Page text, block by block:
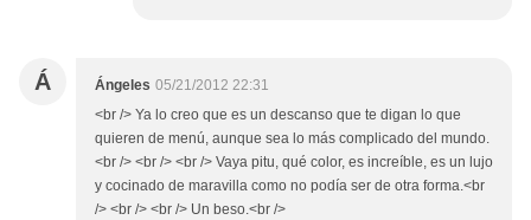
Á Ángeles 05/21/2012 22:31
<br /> Ya lo creo que es un descanso que te digan lo que
quieren de menú, aunque sea lo más complicado del mundo.
<br /> <br /> <br /> Vaya pitu, qué color, es increíble, es un lujo
y cocinado de maravilla como no podía ser de otra forma.<br
/> <br /> <br /> Un beso.<br />